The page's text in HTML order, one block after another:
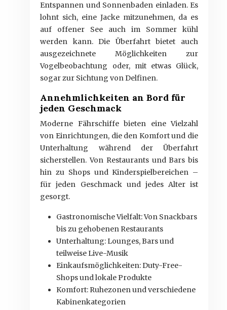
Entspannen und Sonnenbaden einladen. Es
lohnt sich, eine Jacke mitzunehmen, da es
auf offener See auch im Sommer kühl
werden kann. Die Überfahrt bietet auch
ausgezeichnete Möglichkeiten zur
Vogelbeobachtung oder, mit etwas Glück,
sogar zur Sichtung von Delfinen.
Annehmlichkeiten an Bord für
jeden Geschmack
Moderne Fährschiffe bieten eine Vielzahl
von Einrichtungen, die den Komfort und die
Unterhaltung während der Überfahrt
sicherstellen. Von Restaurants und Bars bis
hin zu Shops und Kinderspielbereichen –
für jeden Geschmack und jedes Alter ist
gesorgt.
Gastronomische Vielfalt: Von Snackbars
bis zu gehobenen Restaurants
Unterhaltung: Lounges, Bars und
teilweise Live-Musik
Einkaufsmöglichkeiten: Duty-Free-
Shops und lokale Produkte
Komfort: Ruhezonen und verschiedene
Kabinenkategorien